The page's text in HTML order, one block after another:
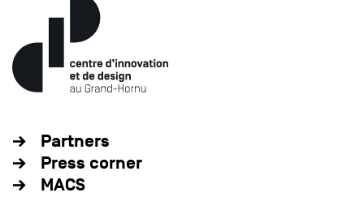
Partners
Press corner
MACS